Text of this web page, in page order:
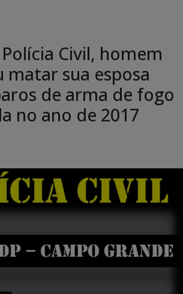
Civil, homem
sua esposa
de arma de fogo
no ano de 2017